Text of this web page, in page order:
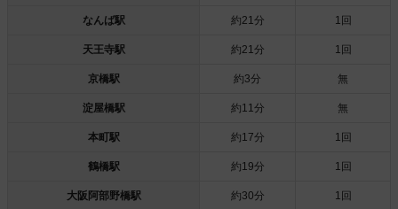
なんば駅 約21分 1回
天王寺駅 約21分 1回
京橋駅 約3分 無
淀屋橋駅 約11分 無
本町駅 約17分 1回
鶴橋駅 約19分 1回
大阪阿部野橋駅 約30分 1回